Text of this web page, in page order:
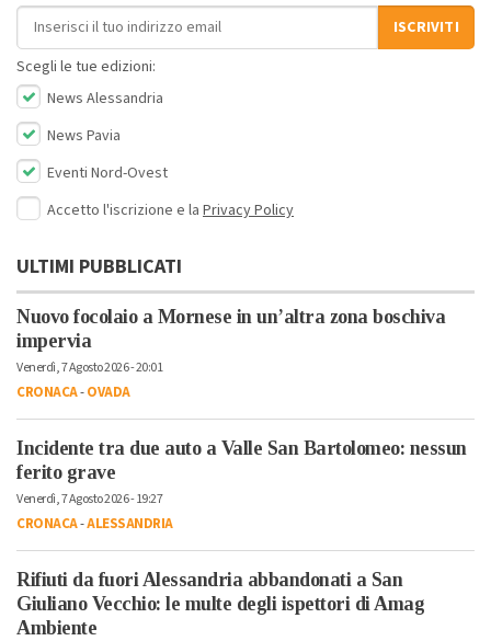
Indirizzo email
ISCRIVITI
Scegli le tue edizioni:
News Alessandria
News Pavia
Eventi Nord-Ovest
Accetto l'iscrizione e la Privacy Policy
ULTIMI PUBBLICATI
Nuovo focolaio a Mornese in un’altra zona boschiva
impervia
Venerdì, 7 Agosto 2026 - 20:01
CRONACA-OVADA
Incidente tra due auto a Valle San Bartolomeo: nessun
ferito grave
Venerdì, 7 Agosto 2026 - 19:27
CRONACA-ALESSANDRIA
Rifiuti da fuori Alessandria abbandonati a San
Giuliano Vecchio: le multe degli ispettori di Amag
Ambiente